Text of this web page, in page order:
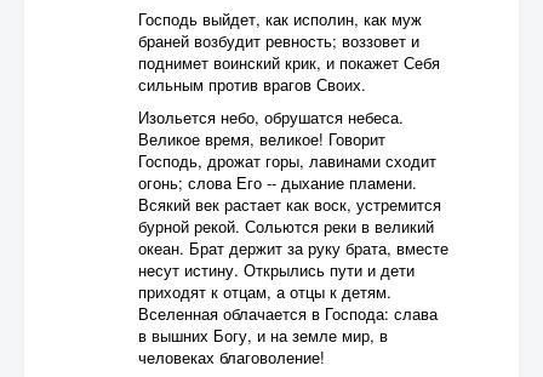
Господь выйдет, как исполин, как муж
браней возбудит ревность; воззовет и
поднимет воинский крик, и покажет Себя
сильным против врагов Своих.
Изольется небо, обрушатся небеса.
Великое время, великое! Говорит
Господь, дрожат горы, лавинами сходит
огонь; слова Его -- дыхание пламени.
Всякий век растает как воск, устремится
бурной рекой. Сольются реки в великий
океан. Брат держит за руку брата, вместе
несут истину. Открылись пути и дети
приходят к отцам, а отцы к детям.
Вселенная облачается в Господа: слава
в вышних Богу, и на земле мир, в
человеках благоволение!